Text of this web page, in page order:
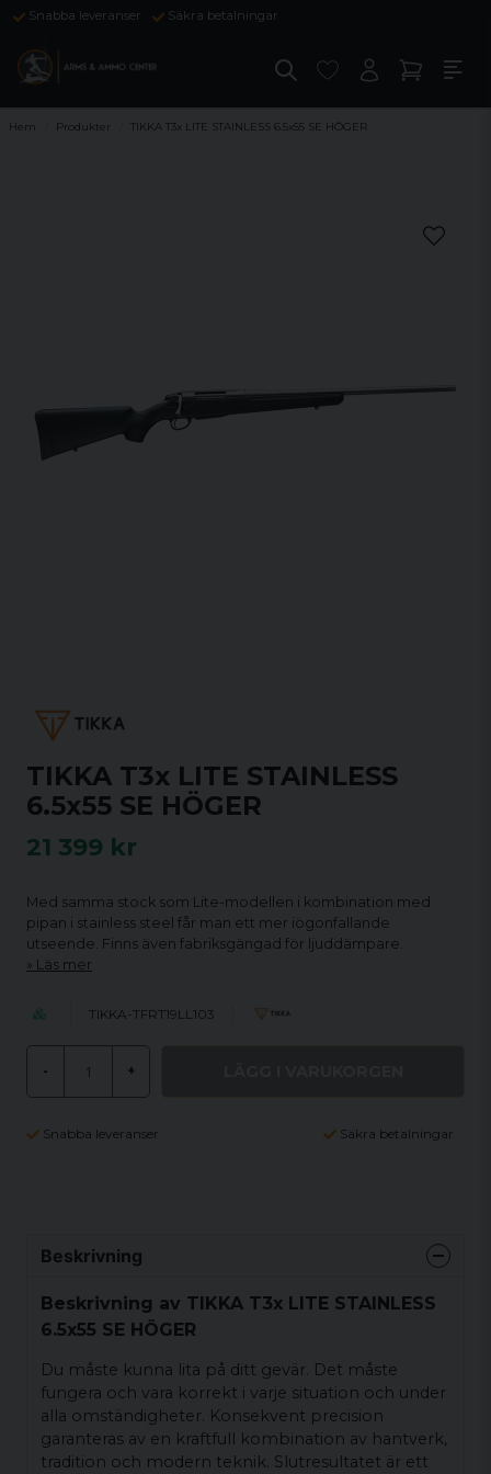
Snabba leveranser Säkra betalningar
Hem Produkter TIKKA T3x LITE STAINLESS 6.5x55 SE HÖGER
TIKKA T3x LITE STAINLESS
6.5x55 SE HÖGER
21 399 kr
Med samma stock som Lite-modellen i kombination med
pipan i stainless steel får man ett mer iögonfallande
utseende. Finns även fabriksgängad för ljuddämpare.
Läs mer
TIKKA-TFRT19LL103
- +
Snabba leveranser Säkra betalningar
Beskrivning
Beskrivning av TIKKA T3x LITE STAINLESS
6.5x55 SE HÖGER
Du måste kunna lita på ditt gevär. Det måste
fungera och vara korrekt i varje situation och under
alla omständigheter. Konsekvent precision
garanteras av en kraftfull kombination av hantverk,
tradition och modern teknik. Slutresultatet är ett